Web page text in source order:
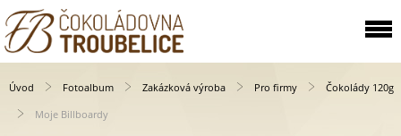
Úvod Fotoalbum Zakázková výroba Pro firmy
Čokolády 120g
Moje Billboardy